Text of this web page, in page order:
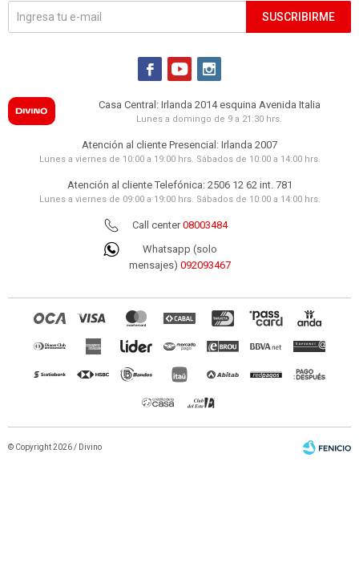
SUSCRIBIRME
  
Casa Central: Irlanda 2014 esquina Avenida Italia
Lunes a domingo de 9 a 21:30 hrs.
Atención al cliente Presencial: Irlanda 2007
Lunes a viernes de 10:00 a 19:00 hrs. Sábados de 10:00 a 14:00 hrs.
Atención al cliente Telefónica: 2506 12 62 int. 781
Lunes a viernes de 09:00 a 19:00 hrs. Sábados de 10:00 a 14:00 hrs.
Call center08003484
Whatsapp (solo
mensajes) 092093467
© Copyright 2026 / Divino